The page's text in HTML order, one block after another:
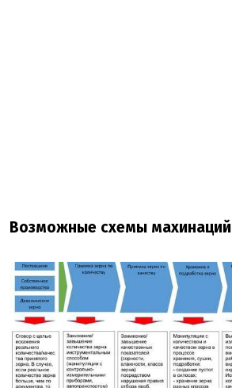
Возможные схемы махинаций